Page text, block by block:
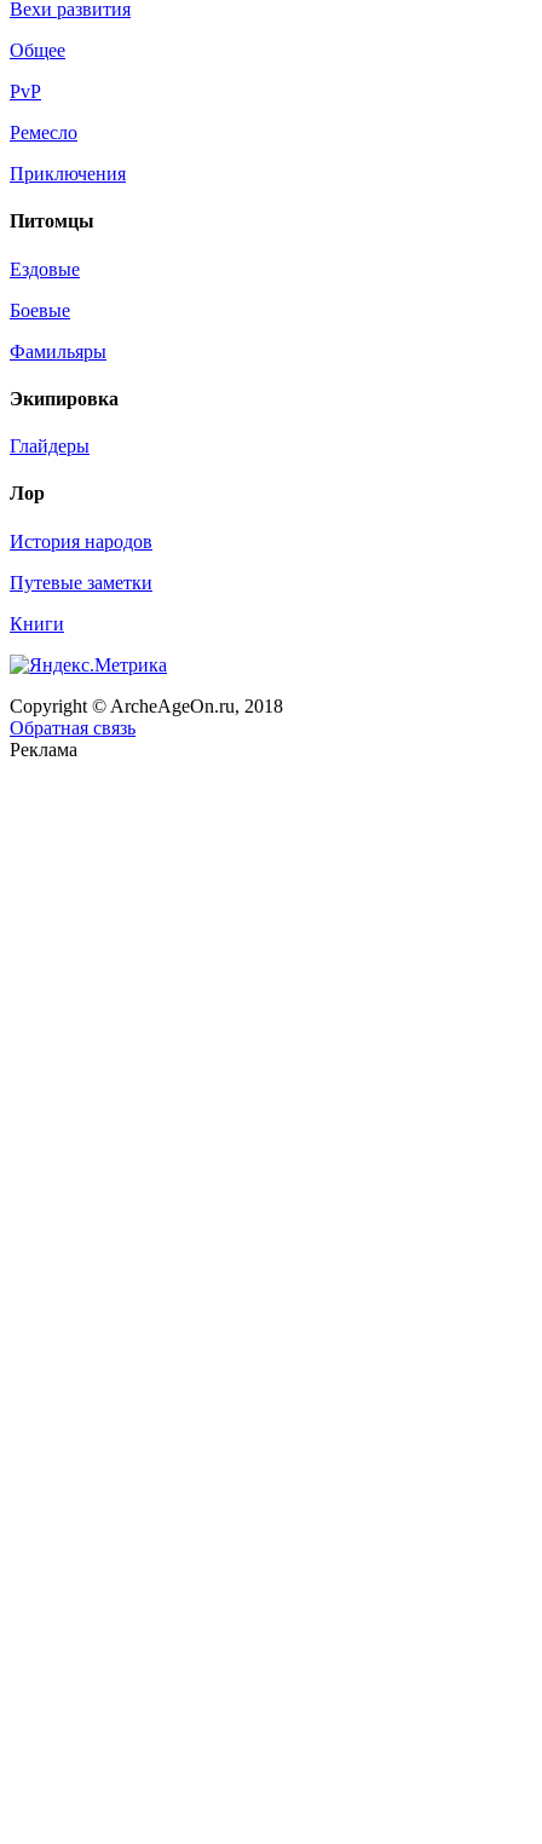
Вехи развития
Общее
PvP
Ремесло
Приключения
Питомцы
Ездовые
Боевые
Фамильяры
Экипировка
Глайдеры
Лор
История народов
Путевые заметки
Книги
Copyright © ArcheAgeOn.ru, 2018
Обратная связь
Реклама